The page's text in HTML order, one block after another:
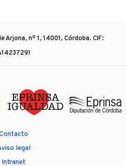
Arjona, nº 1, 14001, Córdoba. CIF:
legal
Intranet